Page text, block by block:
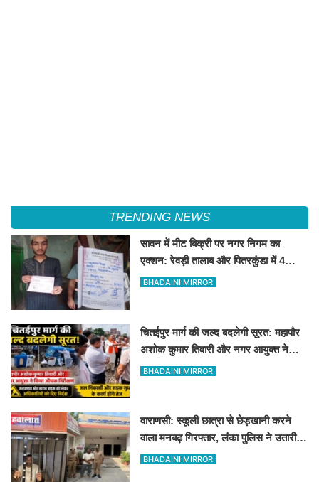
TRENDING NEWS
सावन में मीट बिक्री पर नगर निगम का
एक्शन: रेवड़ी तालाब और पितरकुंडा में 4
दुकानों पर गिरी गाज
BHADAINI MIRROR
चितईपुर मार्ग की जल्द बदलेगी सूरत: महापौर
अशोक कुमार तिवारी और नगर आयुक्त ने
किया औचक निरीक्षण
BHADAINI MIRROR
वाराणसी: स्कूली छात्रा से छेड़खानी करने
वाला मनबढ़ गिरफ्तार, लंका पुलिस ने उतारी
हीरोपंती
BHADAINI MIRROR